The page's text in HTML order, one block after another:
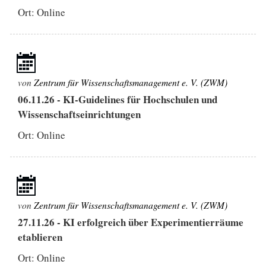
Ort: Online
vonZentrum für Wissenschaftsmanagement e. V. (ZWM)
06.11.26 - KI-Guidelines für Hochschulen und
Wissenschaftseinrichtungen
Ort: Online
vonZentrum für Wissenschaftsmanagement e. V. (ZWM)
27.11.26 - KI erfolgreich über Experimentierräume
etablieren
Ort: Online